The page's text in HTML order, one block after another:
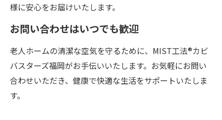
様に安心をお届けいたします。
お問い合わせはいつでも歓迎
老人ホームの清潔な空気を守るために、MIST工法®カビ
バスターズ福岡がお手伝いいたします。お気軽にお問い
合わせいただき、健康で快適な生活をサポートいたしま
す。